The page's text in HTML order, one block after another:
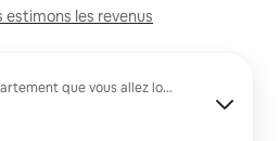
les revenus
que vous allez louer ?